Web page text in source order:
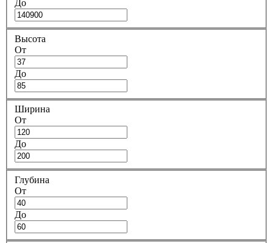
До
Высота
От
До
Ширина
От
До
Глубина
От
До